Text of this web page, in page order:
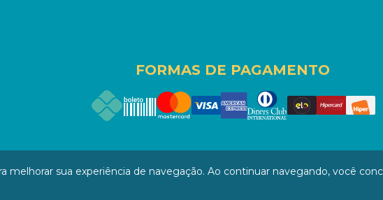
FORMAS DE PAGAMENTO
67.946.814/0001-94 - LOJA - Rua Senador Feijó - São Paulo / SP -
melhorar sua experiência de navegação. Ao continuar navegando, você